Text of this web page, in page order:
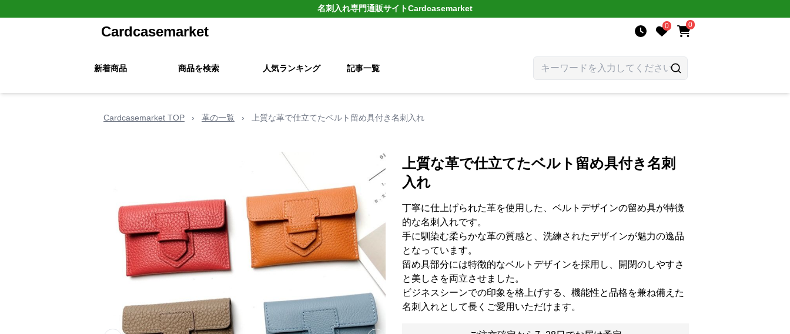
名刺入れ専門通販サイトCardcasemarket
Cardcasemarket 0 0
新着商品 商品を検索 人気ランキング 記事一覧
Cardcasemarket TOP › 革の一覧 › 上質な革で仕立てたベルト留め具付き名刺入れ
上質な革で仕立てたベルト留め具付き名刺
入れ
丁寧に仕上げられた革を使用した、ベルトデザインの留め具が特徴
的な名刺入れです。
手に馴染む柔らかな革の質感と、洗練されたデザインが魅力の逸品
となっています。
留め具部分には特徴的なベルトデザインを採用し、開閉のしやすさ
と美しさを両立させました。
ビジネスシーンでの印象を格上げする、機能性と品格を兼ね備えた
名刺入れとして長くご愛用いただけます。